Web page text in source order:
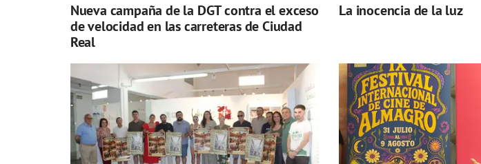
Nueva campaña de la DGT contra el exceso
de velocidad en las carreteras de Ciudad
Real
La inocencia de la luz